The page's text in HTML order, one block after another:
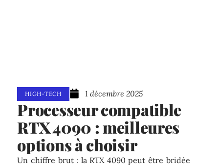
HIGH-TECH 1 décembre 2025
Processeur compatible
RTX 4090 : meilleures
options à choisir
Un chiffre brut : la RTX 4090 peut être bridée